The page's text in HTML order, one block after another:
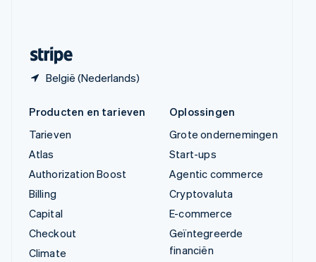
België (Nederlands)
Producten en tarieven
Tarieven
Atlas
Authorization Boost
Billing
Capital
Checkout
Climate
Oplossingen
Grote ondernemingen
Start-ups
Agentic commerce
Cryptovaluta
E-commerce
Geïntegreerde
financiën